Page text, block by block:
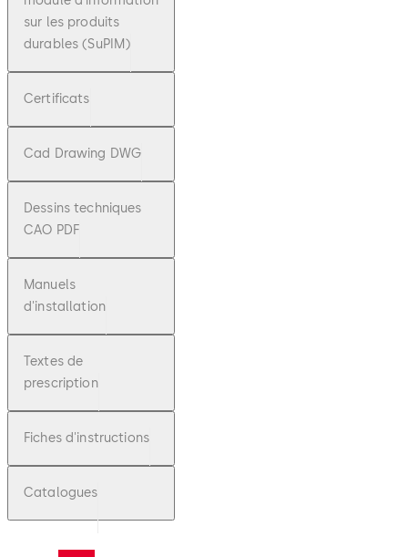
sur les produits
durables (SuPIM)
Certificats
Cad Drawing DWG
Dessins techniques
CAO PDF
Manuels
d'installation
Textes de
prescription
Fiches d'instructions
Catalogues